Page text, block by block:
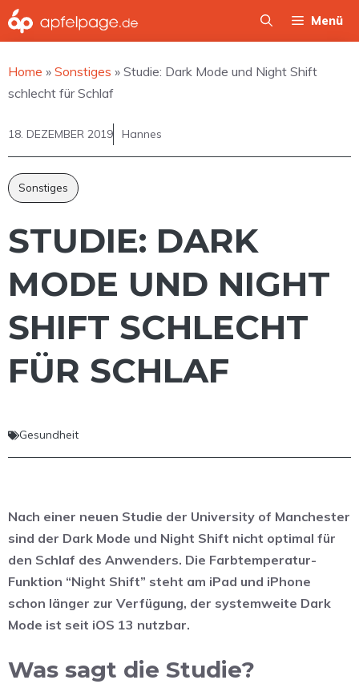
Zum
Inhalt
Menü
Home » Sonstiges » Studie: Dark Mode und Night Shift
schlecht für Schlaf
18. DEZEMBER 2019 Hannes
Sonstiges
STUDIE: DARK
MODE UND NIGHT
SHIFT SCHLECHT
FÜR SCHLAF
Gesundheit
Nach einer neuen Studie der University of Manchester
sind der Dark Mode und Night Shift nicht optimal für
den Schlaf des Anwenders. Die Farbtemperatur-
Funktion “Night Shift” steht am iPad und iPhone
schon länger zur Verfügung, der systemweite Dark
Mode ist seit iOS 13 nutzbar.
Was sagt die Studie?